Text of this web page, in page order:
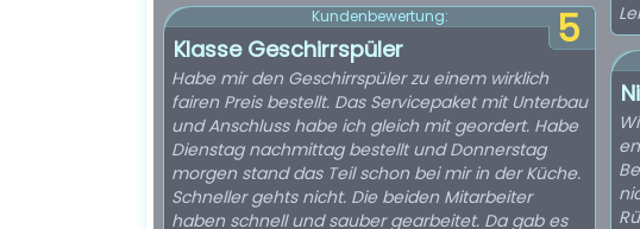
5
Kundenbewertung:
Klasse Geschirrspüler
Habe mir den Geschirrspüler zu einem wirklich
fairen Preis bestellt. Das Servicepaket mit Unterbau
und Anschluss habe ich gleich mit geordert. Habe
Dienstag nachmittag bestellt und Donnerstag
morgen stand das Teil schon bei mir in der Küche.
Schneller gehts nicht. Die beiden Mitarbeiter
haben schnell und sauber gearbeitet. Da gab es